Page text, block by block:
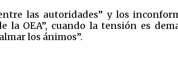
las autoridades” y los
OEA”, cuando la tensión es
los ánimos”.